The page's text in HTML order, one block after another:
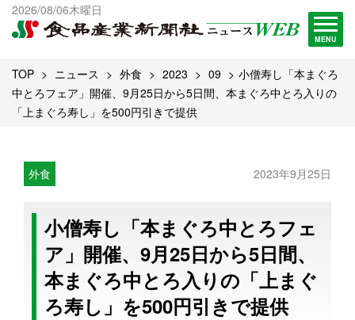
2026/08/06木曜日
MENU
出版物一覧へ
試読・購読申し込み
TOP ニュース 外食 2023 09
小僧寿し「本まぐろ
中とろフェア」開催、9月25日から5日間、本まぐろ中とろ入りの
「上まぐろ寿し」を500円引きで提供
外食 2023年9月25日
小僧寿し「本まぐろ中とろフェ
ア」開催、9月25日から5日間、
本まぐろ中とろ入りの「上まぐ
ろ寿し」を500円引きで提供